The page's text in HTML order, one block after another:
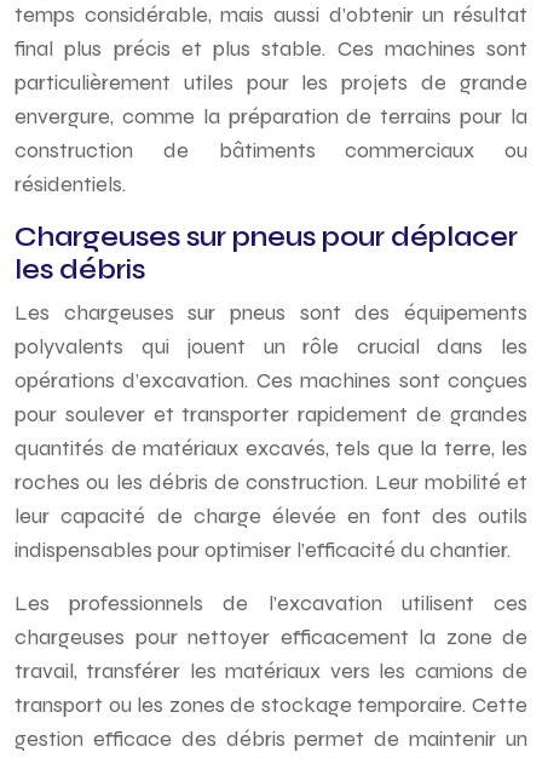
temps considérable, mais aussi d’obtenir un résultat
final plus précis et plus stable. Ces machines sont
particulièrement utiles pour les projets de grande
envergure, comme la préparation de terrains pour la
construction de bâtiments commerciaux ou
résidentiels.
Chargeuses sur pneus pour déplacer
les débris
Les chargeuses sur pneus sont des équipements
polyvalents qui jouent un rôle crucial dans les
opérations d’excavation. Ces machines sont conçues
pour soulever et transporter rapidement de grandes
quantités de matériaux excavés, tels que la terre, les
roches ou les débris de construction. Leur mobilité et
leur capacité de charge élevée en font des outils
indispensables pour optimiser l’efficacité du chantier.
Les professionnels de l’excavation utilisent ces
chargeuses pour nettoyer efficacement la zone de
travail, transférer les matériaux vers les camions de
transport ou les zones de stockage temporaire. Cette
gestion efficace des débris permet de maintenir un